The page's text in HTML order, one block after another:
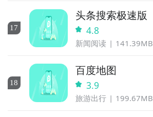
17
头条搜索极速版
4.8
新闻阅读 141.39MB
18
百度地图
3.9
旅游出行 199.67MB